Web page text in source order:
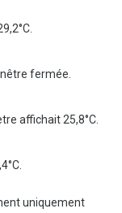
fermée.
affichait 25,8°C.
uniquement